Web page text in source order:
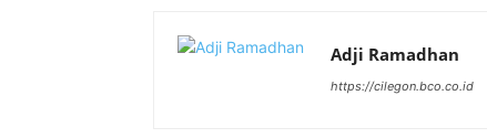
Adji Ramadhan
https://cilegon.bco.co.id